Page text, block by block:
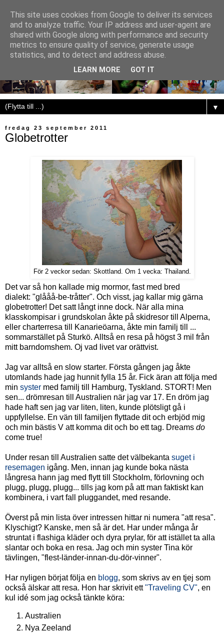
▼
fredag 23 september 2011
Globetrotter
För 2 veckor sedan: Skottland. Om 1 vecka: Thailand.
Det var så hon kallade mig mormor, fast med bred
dialekt: "glååå-be-tråtter". Och visst, jag kallar mig gärna
globetrotter! Det satt långt inne dock. När alla mina
klasskompisar i grundskolan åkte på skidresor till Alperna,
eller charterresa till Kanarieöarna, åkte min familj till ...
sommarstället på Sturkö. Alltså en resa på högst 3 mil från
mitt barndomshem. Oj vad livet var orättvist.
Jag var alltså en slow starter. Första gången jag åkte
utomlands hade jag hunnit fylla 15 år. Fick äran att följa med
min syster med familj till Hamburg, Tyskland. STORT! Men
sen... drömresan till Australien när jag var 17. En dröm jag
hade haft sen jag var liten, liten, kunde plötsligt gå i
uppfyllelse. En vän till familjen flyttade dit och erbjöd mig
och min bästis V att komma dit och bo ett tag. Dreams do
come true!
Under resan till Australien satte det välbekanta suget i
resemagen igång. Men, innan jag kunde boka nästa
långresa hann jag med flytt till Stockholm, förlovning och
plugg, plugg, plugg... tills jag kom på att man faktiskt kan
kombinera, i vart fall pluggandet, med resande.
Överst på min lista över intressen hittar ni numera "att resa".
Klyschigt? Kanske, men så är det. Har under många år
struntat i flashiga kläder och dyra prylar, för att istället ta alla
slantar och boka en resa. Jag och min syster Tina kör
tävlingen, "flest-länder-innan-du-dör-vinner".
Har nyligen börjat följa en blogg, som skrivs av en tjej som
också älskar att resa. Hon har skrivit ett"Traveling CV", en
kul idé som jag också tänkte köra:
Australien
Nya Zeeland
This site uses cookies from Google to deliver its services
and to analyze traffic. Your IP address and user-agent are
shared with Google along with performance and security
metrics to ensure quality of service, generate usage
statistics, and to detect and address abuse.
LEARN MORE GOT IT